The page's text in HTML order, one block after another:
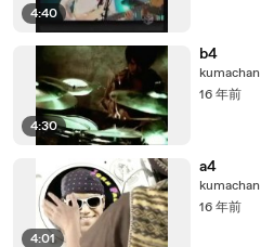
4:40
4:30
b4
kumachan
16 年前
4:01
a4
kumachan
16 年前